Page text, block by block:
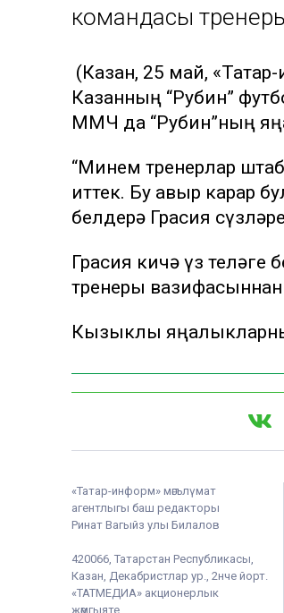
командасы
(Казан, 25 май,
Казанның “Рубин”
ММЧ да “Рубин”ның
“Минем тренерлар
иттек. Бу авыр карар
белдерә Грасия
Грасия кичә үз
тренеры вазифасыннан
Кызыклы яңалыкларны
«Татар-информ» мәгълүмат
агентлыгы баш редакторы
Ринат Вагыйз улы Билалов
420066, Татарстан Республикасы,
Казан, Декабристлар ур., 2нче йорт.
«ТАТМЕДИА» акционерлык
җәмгыяте